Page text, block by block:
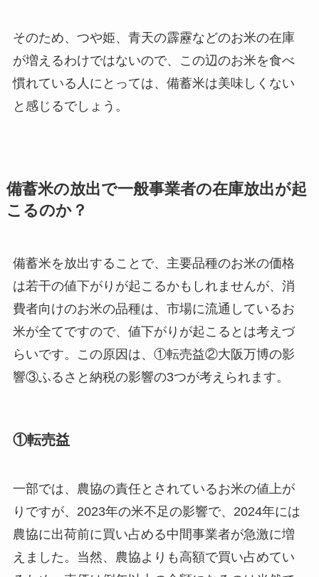
そのため、つや姫、青天の霹靂などのお米の在庫
が増えるわけではないので、この辺のお米を食べ
慣れている人にとっては、備蓄米は美味しくない
と感じるでしょう。
備蓄米の放出で一般事業者の在庫放出が起
こるのか？
備蓄米を放出することで、主要品種のお米の価格
は若干の値下がりが起こるかもしれませんが、消
費者向けのお米の品種は、市場に流通しているお
米が全てですので、値下がりが起こるとは考えづ
らいです。この原因は、①転売益②大阪万博の影
響③ふるさと納税の影響の3つが考えられます。
①転売益
一部では、農協の責任とされているお米の値上が
りですが、2023年の米不足の影響で、2024年には
農協に出荷前に買い占める中間事業者が急激に増
えました。当然、農協よりも高額で買い占めてい